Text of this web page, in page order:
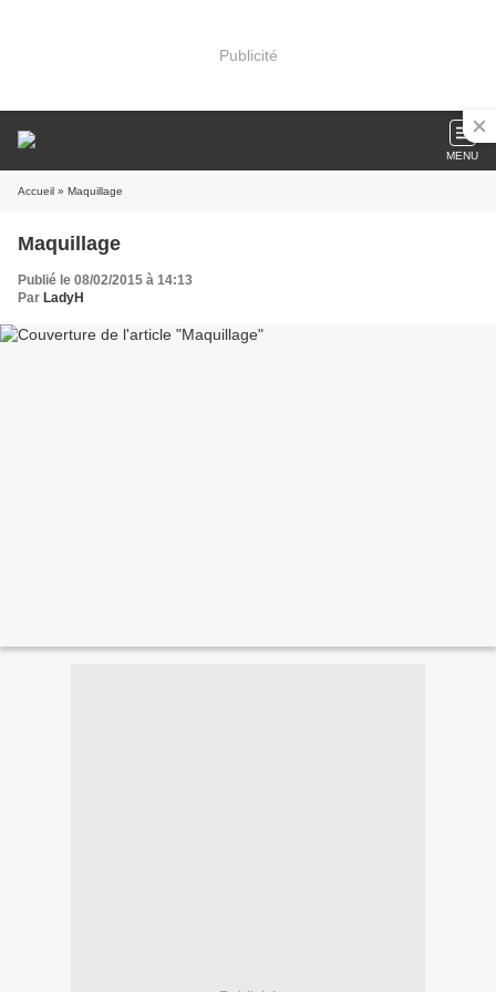
Publicité
MENU
Accueil » Maquillage
Maquillage
Publié le 08/02/2015 à 14:13
Par LadyH